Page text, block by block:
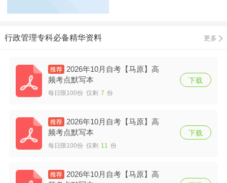
行政管理专科必备精华资料 更多
2026年10月自考【马原】高
频考点默写本
每日限100份 仅剩 7 份
下载
2026年10月自考【马原】高
频考点默写本
每日限100份 仅剩 11 份
下载
2026年10月自考【马原】高